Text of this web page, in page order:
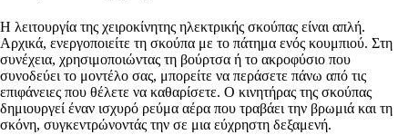
Η λειτουργία της χειροκίνητης ηλεκτρικής σκούπας είναι απλή.
Αρχικά, ενεργοποιείτε τη σκούπα με το πάτημα ενός κουμπιού. Στη
συνέχεια, χρησιμοποιώντας τη βούρτσα ή το ακροφύσιο που
συνοδεύει το μοντέλο σας, μπορείτε να περάσετε πάνω από τις
επιφάνειες που θέλετε να καθαρίσετε. Ο κινητήρας της σκούπας
δημιουργεί έναν ισχυρό ρεύμα αέρα που τραβάει την βρωμιά και τη
σκόνη, συγκεντρώνοντάς την σε μια εύχρηστη δεξαμενή.